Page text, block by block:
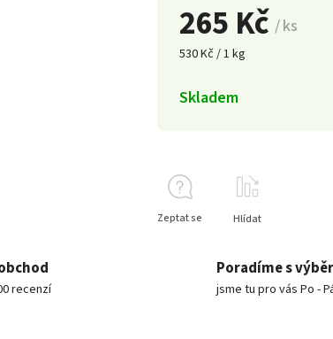
265 Kč / ks
530 Kč / 1 kg
Skladem
Zeptat se Hlídat
recenzí
Poradíme s
jsme tu pro vás Po -